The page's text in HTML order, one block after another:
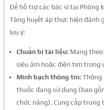
Để hỗ trợ các bác sĩ tại Phòng
Tăng huyết áp thực hiện đánh
lưu ý:
Chuẩn bị tài liệu: Mang
siêu âm hoặc điện tim trong
Minh bạch thông tin: Thông
thuốc đang sử dụng (bao
chức năng). Cung cấp trung